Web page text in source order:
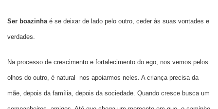
Ser boazinha é se deixar de lado pelo outro, ceder às suas vontades e
verdades.
Na processo de crescimento e fortalecimento do ego, nos vemos pelos
olhos do outro, é natural nos apoiarmos neles. A criança precisa da
mãe, depois da família, depois da sociedade. Quando cresce busca um